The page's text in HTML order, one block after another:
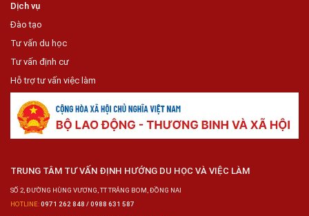
Dịch vụ
Đào tạo
Tư vấn du học
Tư vấn định cư
Hỗ trợ tư vấn việc làm
TRUNG TÂM TƯ VẤN ĐỊNH HƯỚNG DU HỌC VÀ VIỆC LÀM
SỐ 2, ĐƯỜNG HÙNG VƯƠNG, TT TRẢNG BOM, ĐỒNG NAI
HOTLINE:0971 262 848 / 0988 631 587